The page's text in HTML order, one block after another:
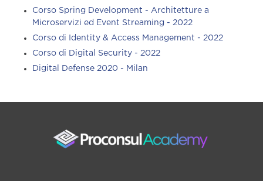
Corso Spring Development - Architetture a
Microservizi ed Event Streaming - 2022
Corso di Identity & Access Management - 2022
Corso di Digital Security - 2022
Digital Defense 2020 - Milan